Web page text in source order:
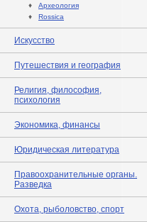
♦ Археология
♦ Rossica
Искусство
Путешествия и география
Религия, философия,
психология
Экономика, финансы
Юридическая литература
Правоохранительные органы.
Разведка
Охота, рыболовство, спорт